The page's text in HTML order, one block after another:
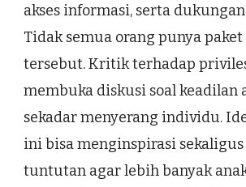
akses informasi, serta
Tidak semua orang punya
tersebut. Kritik terhadap
membuka diskusi soal keadilan
sekadar menyerang individu.
ini bisa menginspirasi
tuntutan agar lebih banyak